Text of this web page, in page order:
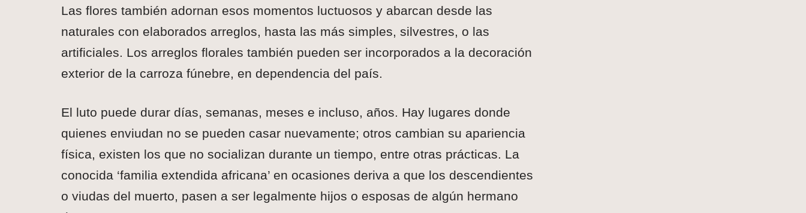
Las flores también adornan esos momentos luctuosos y abarcan desde las
naturales con elaborados arreglos, hasta las más simples, silvestres, o las
artificiales. Los arreglos florales también pueden ser incorporados a la decoración
exterior de la carroza fúnebre, en dependencia del país.
El luto puede durar días, semanas, meses e incluso, años. Hay lugares donde
quienes enviudan no se pueden casar nuevamente; otros cambian su apariencia
física, existen los que no socializan durante un tiempo, entre otras prácticas. La
conocida ‘familia extendida africana’ en ocasiones deriva a que los descendientes
o viudas del muerto, pasen a ser legalmente hijos o esposas de algún hermano